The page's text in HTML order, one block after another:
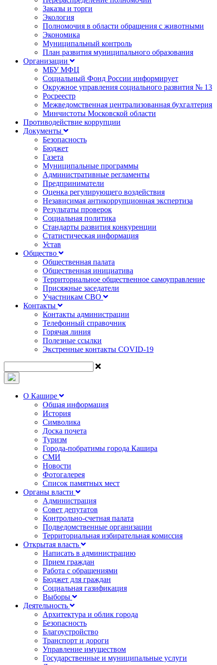
Заказы и торги
Экология
Полномочия в области обращения с животными
Экономика
Муниципальный контроль
План развития муниципального образования
Организации
МБУ МФЦ
Социальный Фонд России информирует
Окружное управления социального развития № 13
Росреестр
Межведомственная централизованная бухгалтерия
Минчистоты Московской области
Противодействие коррупции
Документы
Безопасность
Бюджет
Газета
Муниципальные программы
Административные регламенты
Предприниматели
Оценка регулирующего воздействия
Независимая антикоррупционная экспертиза
Результаты проверок
Социальная политика
Стандарты развития конкуренции
Статистическая информация
Устав
Общество
Общественная палата
Общественная инициатива
Территориальное общественное самоуправление
Присяжные заседатели
Участникам СВО
Контакты
Контакты администрации
Телефонный справочник
Горячая линия
Полезные ссылки
Экстренные контакты COVID-19
О Кашире
Общая информация
История
Символика
Доска почета
Туризм
Города-побратимы города Кашира
СМИ
Новости
Фотогалерея
Список памятных мест
Органы власти
Администрация
Совет депутатов
Контрольно-счетная палата
Подведомственные организации
Территориальная избирательная комиссия
Открытая власть
Написать в администрацию
Прием граждан
Работа с обращениями
Бюджет для граждан
Социальная газификация
Выборы
Деятельность
Архитектура и облик города
Безопасность
Благоустройство
Транспорт и дороги
Управление имуществом
Государственные и муниципальные услуги